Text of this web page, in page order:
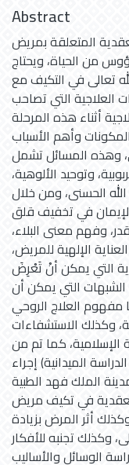
Abstract
المتعلقة بمريض
من الحياة، ويحتاج
تعالى في التكيف مع
العلاجية التي تصاحب
أثناء هذه المرحلة.
وأهم الأسباب
وهذه المسائل تشمل
وتوحيد الألوهية،
الحسنى، ومن خلال
الإيمان في تخفيف قلق
وفهم معنى البلاء،
الإلهية للمريض،
التي يمكن أنْ تَعْرِضَ
الشبهات التي يمكن أن
مفهوم العلاج الروحي
وكذلك الاستشفاءات
الإسلامية، كما تم من
الميدانية) إجراء
مريض في مدينة الملك فهد الطبية
في تكيف مريض
أثر المرض بزيادة
وكذلك تجنبه للأفكار
الوسائل والأساليب